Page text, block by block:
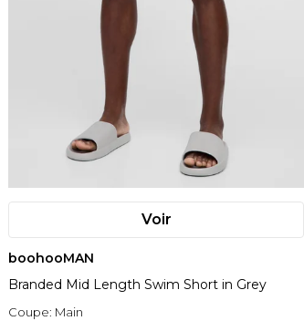
Voir
boohooMAN
Branded Mid Length Swim Short in Grey
Coupe: Main